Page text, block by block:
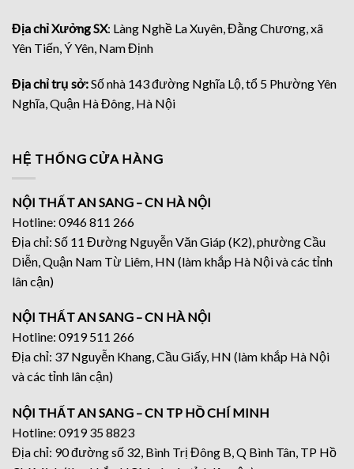
Địa chỉ Xưởng SX: Làng Nghề La Xuyên, Đằng Chương, xã
Yên Tiến, Ý Yên, Nam Định
Địa chỉ trụ sở:Số nhà 143 đường Nghĩa Lộ, tổ 5 Phường Yên
Nghĩa, Quận Hà Đông, Hà Nội
HỆ THỐNG CỬA HÀNG
NỘI THẤT AN SANG – CN HÀ NỘI
Hotline: 0946 811 266
Địa chỉ: Số 11 Đường Nguyễn Văn Giáp (K2), phường Cầu
Diễn, Quận Nam Từ Liêm, HN (làm khắp Hà Nội và các tỉnh
lân cận)
NỘI THẤT AN SANG – CN HÀ NỘI
Hotline: 0919 511 266
Địa chỉ: 37 Nguyễn Khang, Cầu Giấy, HN (làm khắp Hà Nội
và các tỉnh lân cận)
NỘI THẤT AN SANG – CN TP HỒ CHÍ MINH
Hotline: 0919 35 8823
Địa chỉ: 90 đường số 32, Bình Trị Đông B, Q Bình Tân, TP Hồ